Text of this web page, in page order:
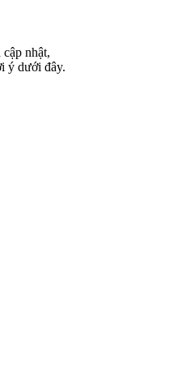
nhật,
ý dưới đây.